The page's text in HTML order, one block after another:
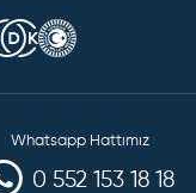
Whatsapp Hattımız
0 552 153 18 18